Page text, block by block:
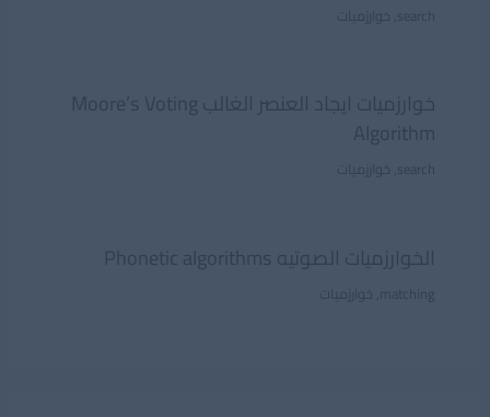
search خوارزميات
خوارزميات ايجاد العنصر الغالب Moore’s Voting
Algorithm
search خوارزميات
الخوارزميات الصوتيه Phonetic algorithms
matching خوارزميات